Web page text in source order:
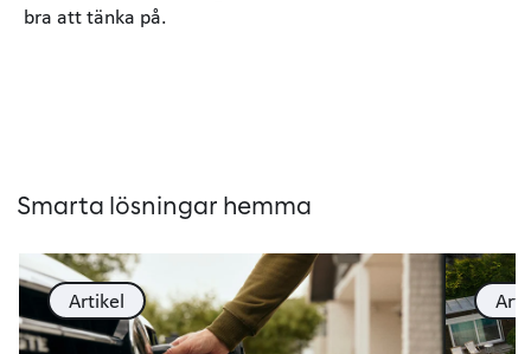
bra att tänka på.
Smarta lösningar hemma
Artikel